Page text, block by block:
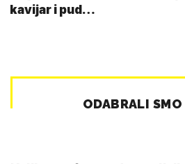
kavijar i pud…